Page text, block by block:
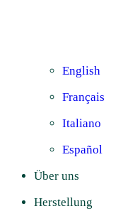
English
Français
Italiano
Español
Über uns
Herstellung